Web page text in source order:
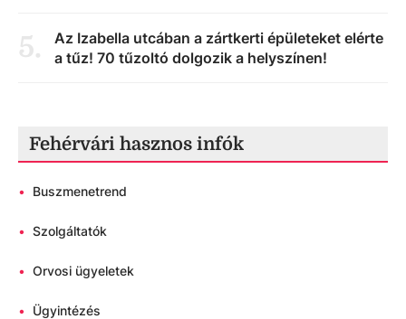
5.
Az Izabella utcában a zártkerti épületeket elérte
a tűz! 70 tűzoltó dolgozik a helyszínen!
Fehérvári hasznos infók
• Buszmenetrend
• Szolgáltatók
• Orvosi ügyeletek
• Ügyintézés